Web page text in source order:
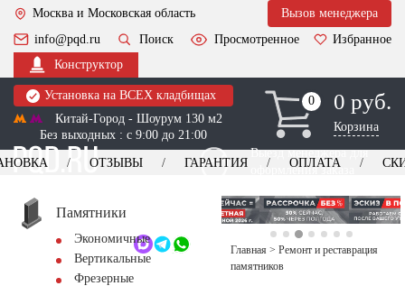
Москва и Московская область
Вызов менеджера
info@pqd.ru
Поиск Просмотренное
Избранное
Конструктор
Установка на ВСЕХ кладбищах
Китай-Город - Шоурум 130 м2
Без выходных : с 9:00 до 21:00
0
0 0 руб.
Корзина
Выезд менеджера для
оформления заказа
+7 (495) 518-44-23
Обратный звонок
ОТЗЫВЫ ГАРАНТИЯ ОПЛАТА
Памятники
Экономичные
Вертикальные
Фрезерные
Главная > Ремонт и реставрация
памятников